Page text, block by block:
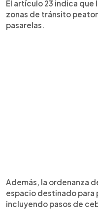
El artículo 23 indica que
zonas de tránsito
pasarelas.
Además, la ordenanza
espacio destinado para
incluyendo pasos de